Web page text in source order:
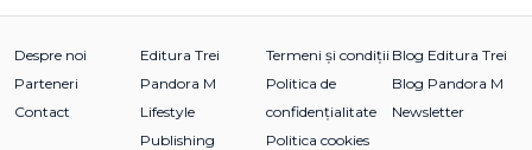
Despre noi
Parteneri
Contact
Editura Trei
Pandora M
Lifestyle
Publishing
Termeni și condiții
Politica de
confidențialitate
Politica cookies
Blog Editura Trei
Blog Pandora M
Newsletter